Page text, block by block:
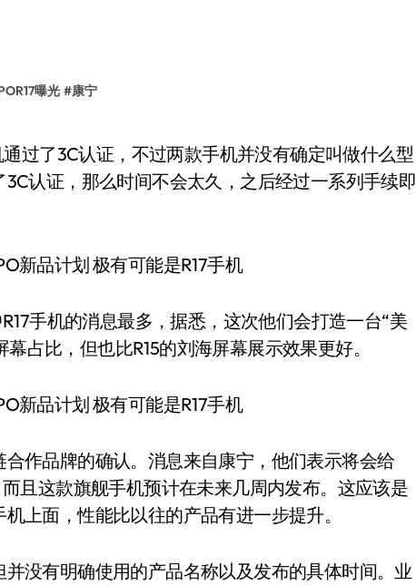
曝光 #康宁
认证，那么时间不会太久，之后经过一系列手续即
手机的消息最多，据悉，这次他们会打造一台“美
占比，但也比R15的刘海屏幕展示效果更好。
作品牌的确认。消息来自康宁，他们表示将会给
且这款旗舰手机预计在未来几周内发布。这应该是
上面，性能比以往的产品有进一步提升。
没有明确使用的产品名称以及发布的具体时间。业